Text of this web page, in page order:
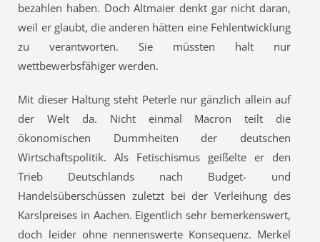
bezahlen haben. Doch Altmaier denkt gar nicht daran,
weil er glaubt, die anderen hätten eine Fehlentwicklung
zu verantworten. Sie müssten halt nur
wettbewerbsfähiger werden.
Mit dieser Haltung steht Peterle nur gänzlich allein auf
der Welt da. Nicht einmal Macron teilt die
ökonomischen Dummheiten der deutschen
Wirtschaftspolitik. Als Fetischismus geißelte er den
Trieb Deutschlands nach Budget- und
Handelsüberschüssen zuletzt bei der Verleihung des
Karslpreises in Aachen. Eigentlich sehr bemerkenswert,
doch leider ohne nennenswerte Konsequenz. Merkel